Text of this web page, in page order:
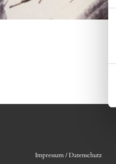
Impressum / Datenschutz